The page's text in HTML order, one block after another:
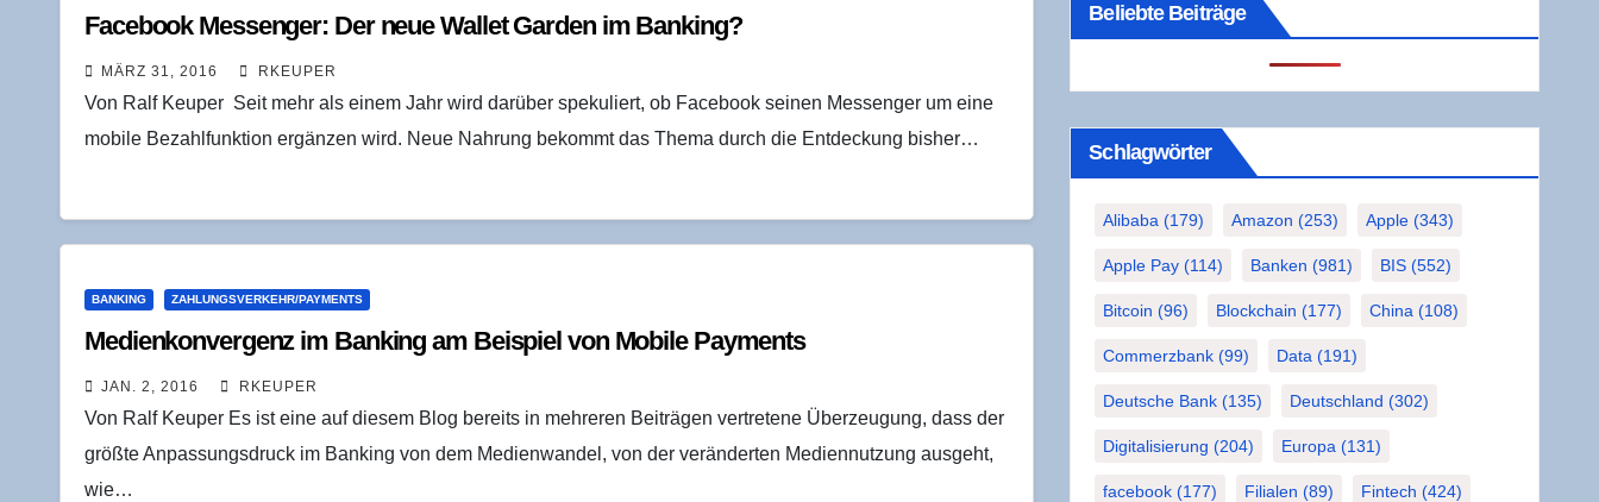
Face­book Mes­sen­ger: Der neue Wal­let Gar­den im Banking?
MÄRZ 31, 2016 RKEUPER
Von Ralf Keuper Seit mehr als einem Jahr wird darüber spekuliert, ob Facebook seinen Messenger um eine
mobile Bezahlfunktion ergänzen wird. Neue Nahrung bekommt das Thema durch die Entdeckung bisher…
BANKING ZAHLUNGSVERKEHR/PAYMENTS
Medi­en­kon­ver­genz im Ban­king am Bei­spiel von Mobi­le Payments
JAN. 2, 2016 RKEUPER
Von Ralf Keuper Es ist eine auf diesem Blog bereits in mehreren Beiträgen vertretene Überzeugung, dass der
größte Anpassungsdruck im Banking von dem Medienwandel, von der veränderten Mediennutzung ausgeht,
wie…
Beliebte Beiträge
Schlag­wör­ter
Alibaba (179) Amazon (253) Apple (343)
Apple Pay (114) Banken (981) BIS (552)
Bitcoin (96) Blockchain (177) China (108)
Commerzbank (99) Data (191)
Deutsche Bank (135) Deutschland (302)
Digitalisierung (204) Europa (131)
facebook (177) Filialen (89) Fintech (424)